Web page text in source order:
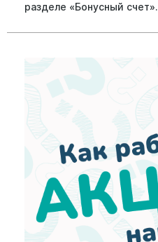
разделе «Бонусный счет».